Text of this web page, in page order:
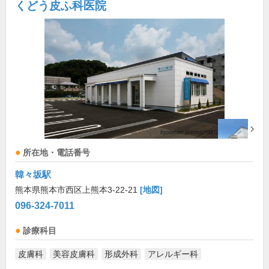
くどう皮ふ科医院
所在地・電話番号
韓々坂駅
熊本県熊本市西区上熊本3-22-21 [地図]
096-324-7011
診療科目
皮膚科 美容皮膚科 形成外科 アレルギー科